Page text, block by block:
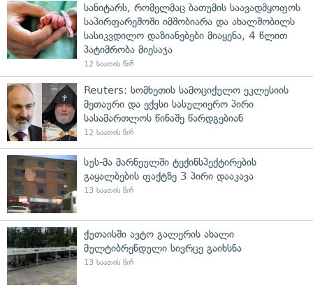
სანიტარს, რომელმაც ბათუმის საავადმყოფოს
საპირფარეშოში იმშობიარა და ახალშობილს
სასიკვდილო დაზიანებები მიაყენა, 4 წლით
პატიმრობა მიესაჯა
12 საათის წინ
Reuters: სომხეთის სამოციქულო ეკლესიის
მეთაური და ექვსი სასულიერო პირი
სასამართლოს წინაშე წარდგებიან
12 საათის წინ
სუს-მა მარნეულში ტექინსპექტირების
გაყალბების ფაქტზე 3 პირი დააკავა
13 საათის წინ
ქუთაისში ავტო გალერის ახალი
მულტიბრენდული სივრცე გაიხსნა
13 საათის წინ